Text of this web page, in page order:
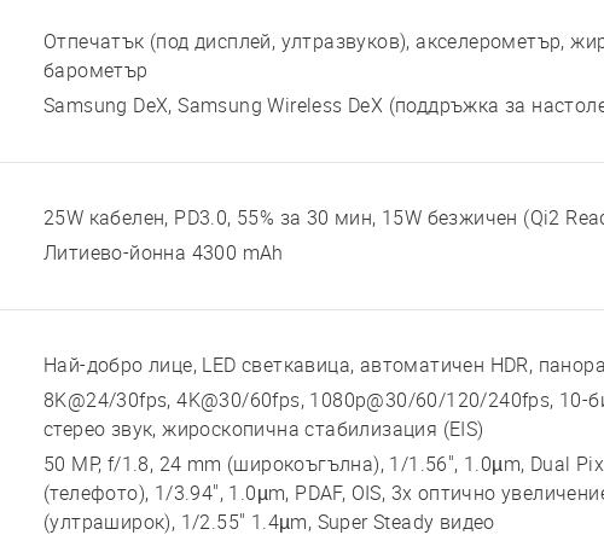
Отпечатък (под дисплей, ултразвуков), акселерометър,
барометър
Samsung DeX, Samsung Wireless DeX (поддръжка за
25W кабелен, PD3.0, 55% за 30 мин, 15W безжичен (Qi2
Литиево-йонна 4300 mAh
Най-добро лице, LED светкавица, автоматичен HDR,
8K@24/30fps, 4K@30/60fps, 1080p@30/60/120/240fps, 10-
стерео звук, жироскопична стабилизация (EIS)
50 MP, f/1.8, 24 mm (широкоъгълна), 1/1.56", 1.0µm, Dual
(телефото), 1/3.94", 1.0µm, PDAF, OIS, 3x оптично
(ултраширок), 1/2.55" 1.4µm, Super Steady видео